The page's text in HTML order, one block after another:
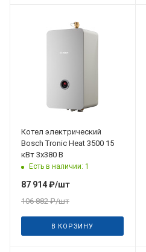
Котел электрический
Bosch Tronic Heat 3500 15
кВт 3х380 В
Есть в наличии: 1
87 914₽/шт
106 882₽/шт
В КОРЗИНУ